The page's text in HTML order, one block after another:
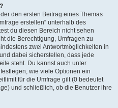
den ersten Beitrag eines Themas
erstellen“ unterhalb des
du diesen Bereich nicht sehen
die Berechtigung, Umfragen zu
zwei Antwortmöglichkeiten in
dabei sicherstellen, dass jede
steht. Du kannst auch unter
wie viele Optionen ein
für die Umfrage gilt (0 bedeutet
und schließlich, ob die Benutzer ihre